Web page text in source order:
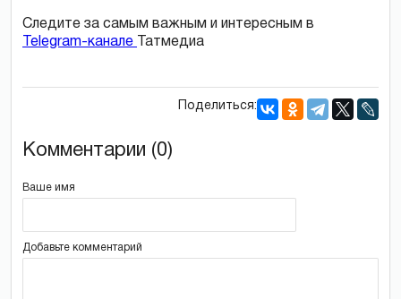
Следите за самым важным и интересным в
Telegram-канале
Татмедиа
Поделиться:
Комментарии (0)
Ваше имя
Добавьте комментарий